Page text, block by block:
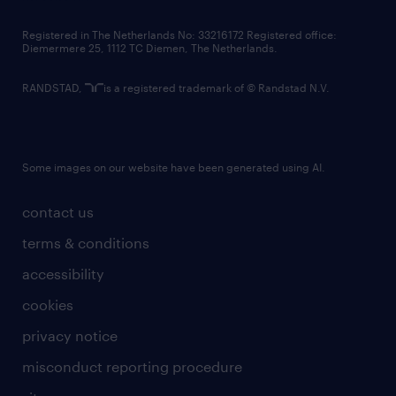
contact us
terms & conditions
accessibility
cookies
privacy notice
misconduct reporting procedure
Registered in The Netherlands No: 33216172 Registered office:
Diemermere 25, 1112 TC Diemen, The Netherlands.
RANDSTAD, is a registered trademark of © Randstad N.V.
Some images on our website have been generated using AI.